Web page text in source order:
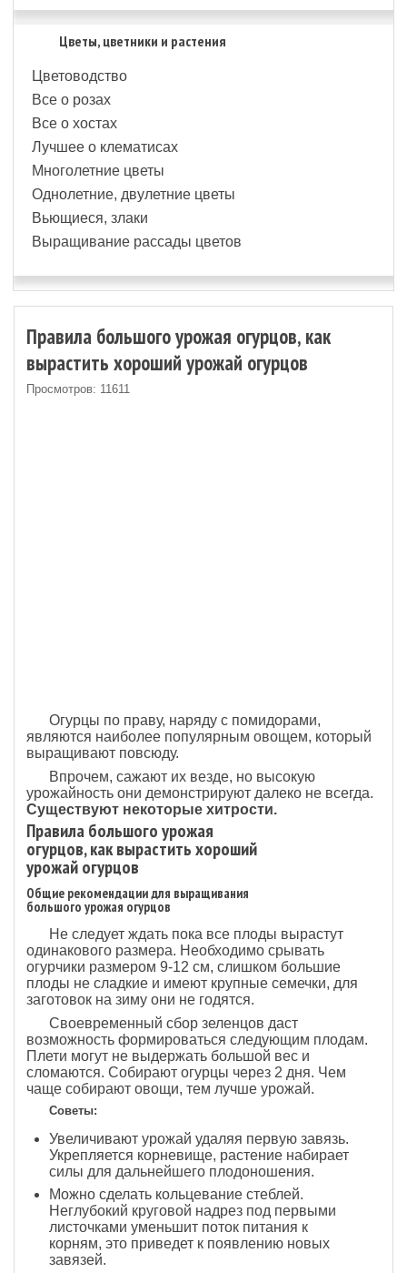
Цветы, цветники и растения
Цветоводство
Все о розах
Все о хостах
Лучшее о клематисах
Многолетние цветы
Однолетние, двулетние цветы
Вьющиеся, злаки
Выращивание рассады цветов
Правила большого урожая огурцов, как
вырастить хороший урожай огурцов
Просмотров: 11611
Огурцы по праву, наряду с помидорами,
являются наиболее популярным овощем, который
выращивают повсюду.
Впрочем, сажают их везде, но высокую
урожайность они демонстрируют далеко не всегда.
Существуют некоторые хитрости.
Правила большого урожая
огурцов, как вырастить хороший
урожай огурцов
Общие рекомендации для выращивания
большого урожая огурцов
Не следует ждать пока все плоды вырастут
одинакового размера. Необходимо срывать
огурчики размером 9-12 см, слишком большие
плоды не сладкие и имеют крупные семечки, для
заготовок на зиму они не годятся.
Своевременный сбор зеленцов даст
возможность формироваться следующим плодам.
Плети могут не выдержать большой вес и
сломаются. Собирают огурцы через 2 дня. Чем
чаще собирают овощи, тем лучше урожай.
Советы:
Увеличивают урожай удаляя первую завязь.
Укрепляется корневище, растение набирает
силы для дальнейшего плодоношения.
Можно сделать кольцевание стеблей.
Неглубокий круговой надрез под первыми
листочками уменьшит поток питания к
корням, это приведет к появлению новых
завязей.